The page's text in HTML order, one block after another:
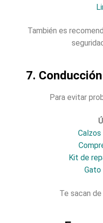
También es
7.
Para evitar
Kit de
Gato
Te sacan de